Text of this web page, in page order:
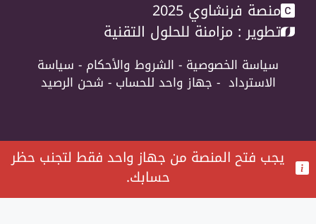
منصة فرنشاوي 2025
تطوير : مزامنة للحلول التقنية
سياسة الخصوصية - الشروط والأحكام - سياسة
الاسترداد - جهاز واحد للحساب - شحن الرصيد
تمت إضافة العنصر إلى السلة.
عنصر 0 - 0جنيه Checkout
يجب فتح المنصة من جهاز واحد فقط لتجنب حظر
حسابك.